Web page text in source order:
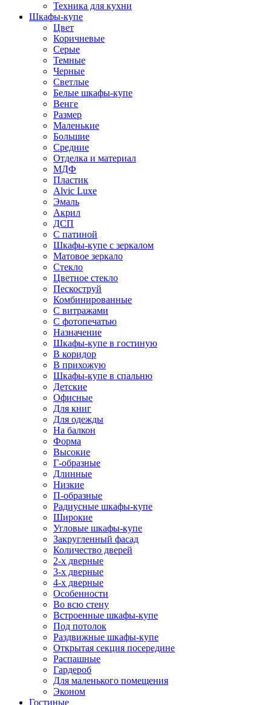
Техника для кухни
Шкафы-купе
Цвет
Коричневые
Серые
Темные
Черные
Светлые
Белые шкафы-купе
Венге
Размер
Маленькие
Большие
Средние
Отделка и материал
МДФ
Пластик
Alvic Luxe
Эмаль
Акрил
ДСП
С патиной
Шкафы-купе с зеркалом
Матовое зеркало
Стекло
Цветное стекло
Пескоструй
Комбинированные
С витражами
С фотопечатью
Назначение
Шкафы-купе в гостиную
В коридор
В прихожую
Шкафы-купе в спальню
Детские
Офисные
Для книг
Для одежды
На балкон
Форма
Высокие
Г-образные
Длинные
Низкие
П-образные
Радиусные шкафы-купе
Широкие
Угловые шкафы-купе
Закругленный фасад
Количество дверей
2-х дверные
3-х дверные
4-х дверные
Особенности
Во всю стену
Встроенные шкафы-купе
Под потолок
Раздвижные шкафы-купе
Открытая секция посередине
Распашные
Гардероб
Для маленького помещения
Эконом
Гостиные